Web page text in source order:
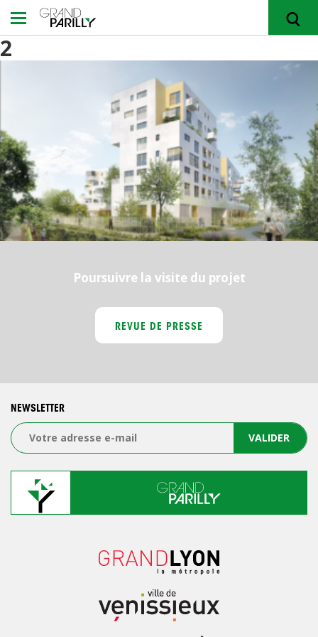
RECHERCHER
2
Poursuivre la visite du projet
REVUE DE PRESSE
NEWSLETTER
VALIDER